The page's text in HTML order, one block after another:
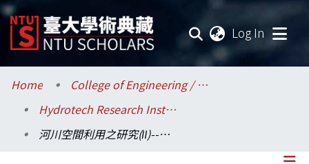
Log In
Communities & Collections
Research Outputs
Home
College of Engineering / 工學院
Hydrotech Research Institute / 生農、工學院附設水工試驗所
河川空間利用之研究(Ⅱ)--子計畫(五)：河川底床和緩及劇烈變形之研究(Ⅱ)